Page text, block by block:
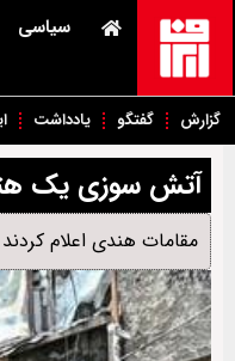
سیاسی
گزارش گفتگو یادداشت
آتش سوزی یک هتل در
مقامات هندی اعلام کردند که حداقل ۲۱ نفر در آتش‌سوزی در هتلی در دهلی جان خود را از دست دادند